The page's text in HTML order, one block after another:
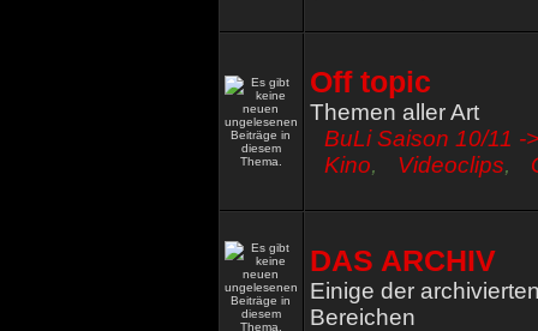
Off topic
Themen aller Art
BuLi Saison 10/11 -
Kino, Videoclips,
DAS ARCHIV
Einige der
Bereichen